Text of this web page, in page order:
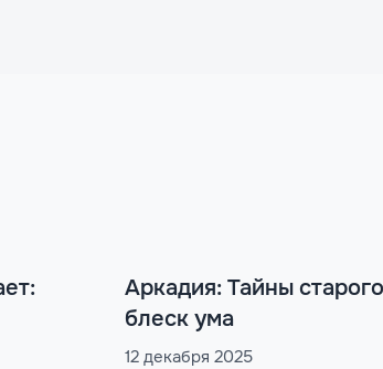
Аркадия: Тайны
блеск ума
12 декабря 2025